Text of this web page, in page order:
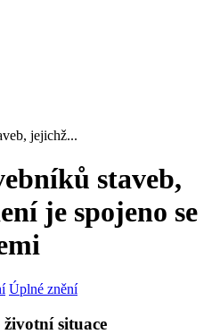
jejichž...
staveb,
je spojeno se
Úplné znění
situace